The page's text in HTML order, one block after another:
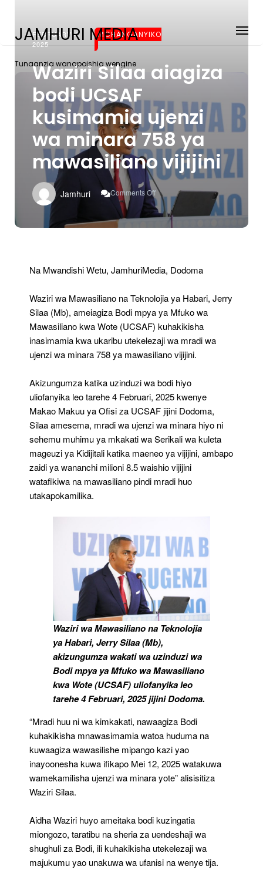
JAMHURI MEDIA
Tunaanzia wanapoishia wengine
FEBRUARY 4,
2025
MCHANGANYIKO
Waziri Silaa aiagiza
bodi UCSAF
kusimamia ujenzi
wa minara 758 ya
mawasiliano vijijini
Jamhuri Comments Off
On
Waziri
Silaa
Aiagiza
Ujenzi
Wa
758
Ya
Mawasiliano
Vijijini
Na Mwandishi Wetu, JamhuriMedia, Dodoma
Waziri wa Mawasiliano na Teknolojia ya Habari, Jerry
Silaa (Mb), ameiagiza Bodi mpya ya Mfuko wa
Mawasiliano kwa Wote (UCSAF) kuhakikisha
inasimamia kwa ukaribu utekelezaji wa mradi wa
ujenzi wa minara 758 ya mawasiliano vijijini.
Akizungumza katika uzinduzi wa bodi hiyo
uliofanyika leo tarehe 4 Februari, 2025 kwenye
Makao Makuu ya Ofisi za UCSAF jijini Dodoma,
Silaa amesema, mradi wa ujenzi wa minara hiyo ni
sehemu muhimu ya mkakati wa Serikali wa kuleta
mageuzi ya Kidijitali katika maeneo ya vijijini, ambapo
zaidi ya wananchi milioni 8.5 waishio vijijini
watafikiwa na mawasiliano pindi mradi huo
utakapokamilika.
Waziri wa Mawasiliano na Teknolojia
ya Habari, Jerry Silaa (Mb),
akizungumza wakati wa uzinduzi wa
Bodi mpya ya Mfuko wa Mawasiliano
kwa Wote (UCSAF) uliofanyika leo
tarehe 4 Februari, 2025 jijini Dodoma.
“Mradi huu ni wa kimkakati, nawaagiza Bodi
kuhakikisha mnawasimamia watoa huduma na
kuwaagiza wawasilishe mipango kazi yao
inayoonesha kuwa ifikapo Mei 12, 2025 watakuwa
wamekamilisha ujenzi wa minara yote” alisisitiza
Waziri Silaa.
Aidha Waziri huyo ameitaka bodi kuzingatia
miongozo, taratibu na sheria za uendeshaji wa
shughuli za Bodi, ili kuhakikisha utekelezaji wa
majukumu yao unakuwa wa ufanisi na wenye tija.